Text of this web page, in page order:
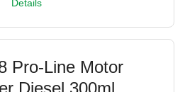
Details
Pro-Line Motor
Diesel 300ml